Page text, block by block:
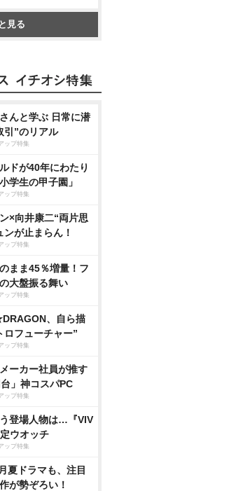
見る
んと学ぶ 日常に潜
引”のリアル
ップ特集
ドが40年にわたり
学生の甲子園」
ップ特集
×向井康二“両片思
ンが止まらん！
ップ特集
まま45％増量！フ
大盤振る舞い
ップ特集
、自ら描
ロフューチャー”
ップ特集
メーカー社員が推す
台」神コスパPC
ップ特集
登場人物は…『VIV
ウオッチ
ップ特集
夏ドラマも、注目
が勢ぞろい！